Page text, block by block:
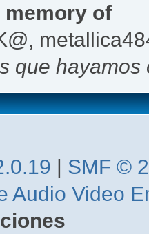
memory of
que
| SMF ©
Audio Video